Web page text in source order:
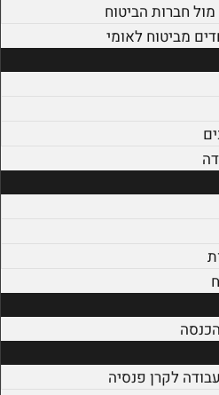
חברות הביטוח
מביטוח לאומי
לקרן פנסיה